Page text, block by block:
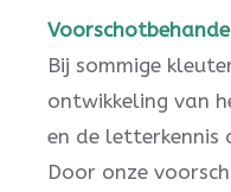
Bij sommige
ontwikkeling van
en de letterkennis
Door onze